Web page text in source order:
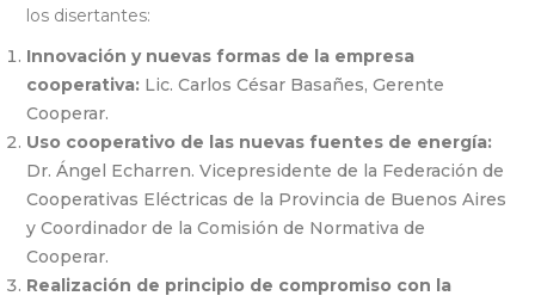
los disertantes:
Innovación y nuevas formas de la empresa
cooperativa: Lic. Carlos César Basañes, Gerente
Cooperar.
Uso cooperativo de las nuevas fuentes de energía:
Dr. Ángel Echarren. Vicepresidente de la Federación de
Cooperativas Eléctricas de la Provincia de Buenos Aires
y Coordinador de la Comisión de Normativa de
Cooperar.
Realización de principio de compromiso con la